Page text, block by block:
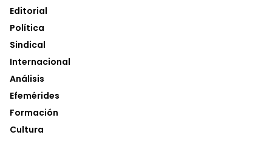
Editorial
Política
Sindical
Internacional
Análisis
Efemérides
Formación
Cultura